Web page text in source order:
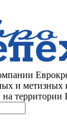
и метизных
территории